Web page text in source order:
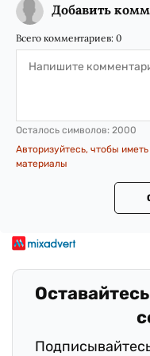
Добавить
Всего комментариев: 0
Осталось символов: 2000
Авторизуйтесь, чтобы
материалы